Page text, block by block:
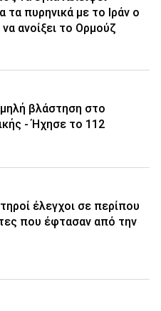
τα πυρηνικά με το Ιράν ο
ανοίξει το Ορμούζ
βλάστηση στο
- Ήχησε το 112
έλεγχοι σε περίπου
που έφτασαν από την